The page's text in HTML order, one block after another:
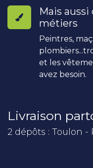
Mais
métiers
Peintres,
et les
avez besoin.
Livraison
2 dépôts : Toulon -